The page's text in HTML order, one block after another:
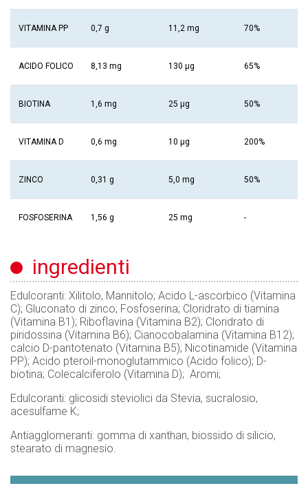
VITAMINA PP 0,7 g 11,2 mg 70%
ACIDO FOLICO 8,13 mg 130 μg 65%
BIOTINA 1,6 mg 25 μg 50%
VITAMINA D 0,6 mg 10 μg 200%
ZINCO 0,31 g 5,0 mg 50%
FOSFOSERINA 1,56 g 25 mg -
ingredienti
Edulcoranti: Xilitolo, Mannitolo; Acido L-ascorbico (Vitamina
C); Gluconato di zinco; Fosfoserina; Cloridrato di tiamina
(Vitamina B1); Riboflavina (Vitamina B2); Cloridrato di
piridossina (Vitamina B6); Cianocobalamina (Vitamina B12);
calcio D-pantotenato (Vitamina B5); Nicotinamide (Vitamina
PP); Acido pteroil-monoglutammico (Acido folico); D-
biotina; Colecalciferolo (Vitamina D); Aromi;
Edulcoranti: glicosidi steviolici da Stevia, sucralosio,
acesulfame K;
Antiagglomeranti: gomma di xanthan, biossido di silicio,
stearato di magnesio.